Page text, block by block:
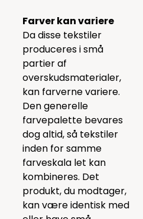
Farver kan variere
Da disse tekstiler
produceres i små
partier af
overskudsmaterialer,
kan farverne variere.
Den generelle
farvepalette bevares
dog altid, så tekstiler
inden for samme
farveskala let kan
kombineres. Det
produkt, du modtager,
kan være identisk med